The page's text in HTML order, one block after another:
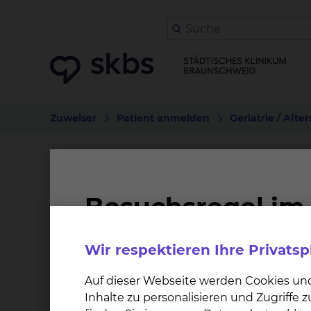
Zuweiser Patient anmelden Geriatrie /
Aufgabe. Sie arbeitet nach dem Konzept der
Patienten abzugleichen sind.
Wir respektieren Ihre
Auf dieser Webseite werden Cookies
Inhalte zu personalisieren und Zugriffe